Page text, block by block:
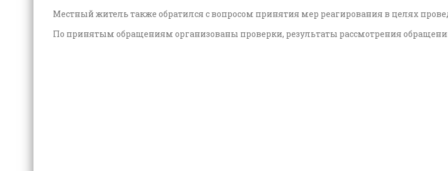
Местный житель также обратился с вопросом принятия мер реагирования в целях
По принятым обращениям организованы проверки, результаты рассмотрения